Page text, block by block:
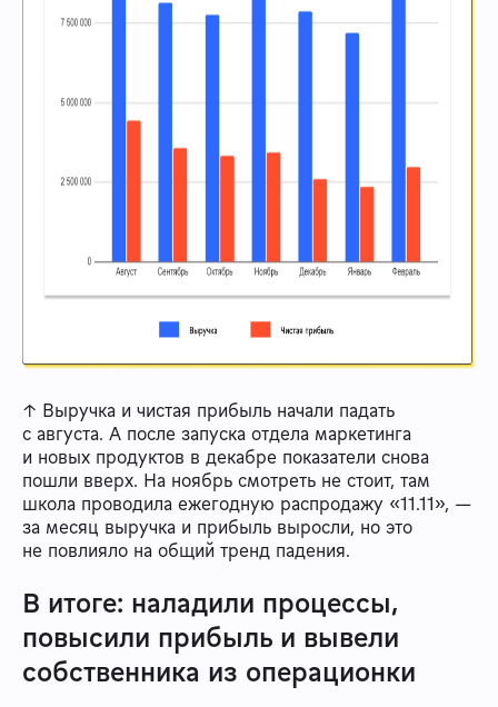
↑ Выручка и чистая прибыль начали падать
с августа. А после запуска отдела маркетинга
и новых продуктов в декабре показатели снова
пошли вверх. На ноябрь смотреть не стоит, там
школа проводила ежегодную распродажу «11.11», —
за месяц выручка и прибыль выросли, но это
не повлияло на общий тренд падения.
В итоге: наладили процессы,
повысили прибыль и вывели
собственника из операционки